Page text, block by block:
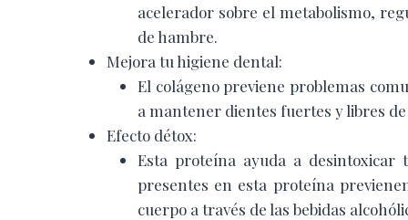
acelerador sobre el metabolismo,
de hambre.
Mejora tu higiene dental:
El colágeno previene problemas
a mantener dientes fuertes y libres
Efecto détox:
Esta proteína ayuda a
presentes en esta proteína
cuerpo a través de las bebidas